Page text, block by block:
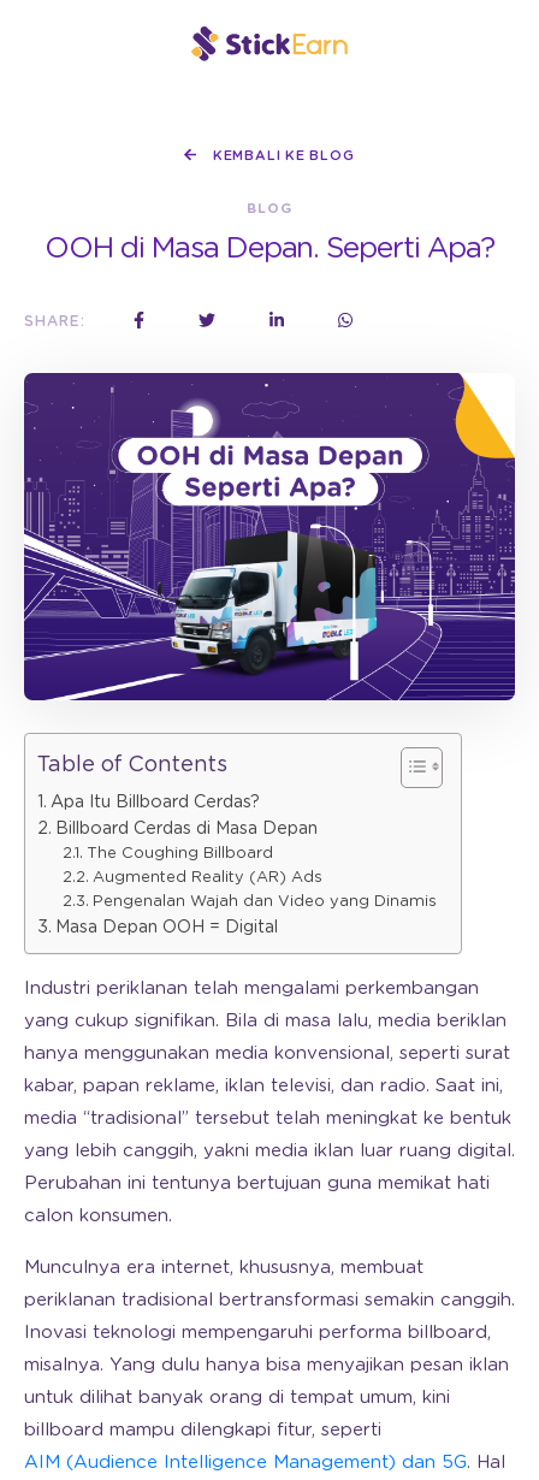
KEMBALI KE BLOG
BLOG
OOH di Masa Depan. Seperti Apa?
SHARE:
Table of Contents
Apa Itu Billboard Cerdas?
Billboard Cerdas di Masa Depan
The Coughing Billboard
Augmented Reality (AR) Ads
Pengenalan Wajah dan Video yang Dinamis
Masa Depan OOH = Digital
Industri periklanan telah mengalami perkembangan
yang cukup signifikan. Bila di masa lalu, media beriklan
hanya menggunakan media konvensional, seperti surat
kabar, papan reklame, iklan televisi, dan radio. Saat ini,
media “tradisional” tersebut telah meningkat ke bentuk
yang lebih canggih, yakni media iklan luar ruang digital.
Perubahan ini tentunya bertujuan guna memikat hati
calon konsumen.
Munculnya era internet, khususnya, membuat
periklanan tradisional bertransformasi semakin canggih.
Inovasi teknologi mempengaruhi performa billboard,
misalnya. Yang dulu hanya bisa menyajikan pesan iklan
untuk dilihat banyak orang di tempat umum, kini
billboard mampu dilengkapi fitur, seperti
AIM (Audience Intelligence Management) dan 5G. Hal